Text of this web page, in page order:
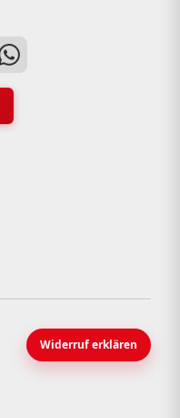
Widerruf erklären